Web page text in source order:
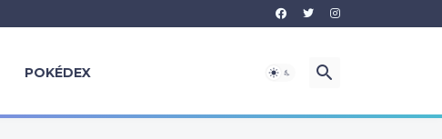
POKÉDEX